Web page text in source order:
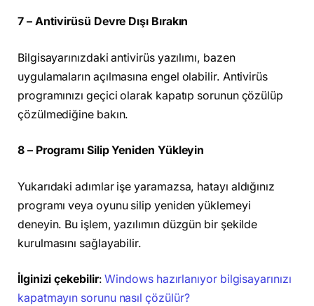
7 – Antivirüsü Devre Dışı Bırakın
Bilgisayarınızdaki antivirüs yazılımı, bazen
uygulamaların açılmasına engel olabilir. Antivirüs
programınızı geçici olarak kapatıp sorunun çözülüp
çözülmediğine bakın.
8 – Programı Silip Yeniden Yükleyin
Yukarıdaki adımlar işe yaramazsa, hatayı aldığınız
programı veya oyunu silip yeniden yüklemeyi
deneyin. Bu işlem, yazılımın düzgün bir şekilde
kurulmasını sağlayabilir.
İlginizi çekebilir:Windows hazırlanıyor bilgisayarınızı
kapatmayın sorunu nasıl çözülür?